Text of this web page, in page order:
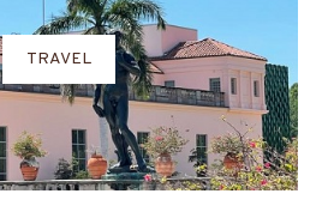
TRAVEL